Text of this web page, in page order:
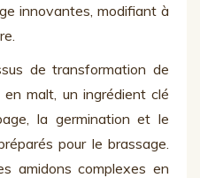
innovantes, modifiant à
de transformation de
en malt, un ingrédient clé
la germination et le
pour le brassage.
amidons complexes en